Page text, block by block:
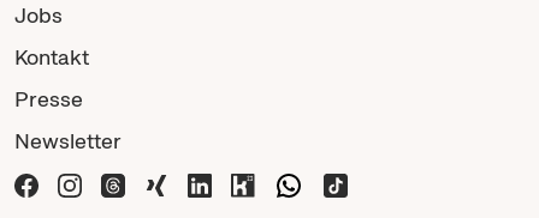
Jobs
Kontakt
Presse
Newsletter